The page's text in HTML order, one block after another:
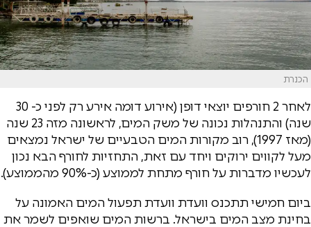
הכנרת
לאחר 2 חורפים יוצאי דופן (אירוע דומה אירע רק לפני כ- 30
שנה) והתנהלות נכונה של משק המים, לראשונה מזה 23 שנה
(מאז 1997), רוב מקורות המים הטבעיים של ישראל נמצאים
מעל לקווים ירוקים ויחד עם זאת, התחזיות לחורף הבא נכון
לעכשיו מדברות על חורף מתחת לממוצע (כ-90% מהממוצע).
ביום חמישי תתכנס וועדת וועדת תפעול המים האמונה על
בחינת מצב המים בישראל. ברשות המים שואפים לשמר את